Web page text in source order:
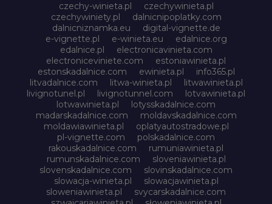
czechy-winieta.pl
czechywinieta.pl
czechywiniety.pl
dalnicnipoplatky.com
dalnicniznamka.eu
digital-vignette.de
e-vignette.pl
e-winieta.eu
edalnice.org
edalnice.pl
electronicavinieta.com
electroniceviniete.com
estoniawinieta.pl
estonskadalnice.com
ewinieta.pl
info365.pl
litvadalnice.com
litwa-winieta.pl
litwawinieta.pl
livignotunel.pl
livignotunnel.com
lotvawinieta.pl
lotwawinieta.pl
lotysskadalnice.com
madarskadalnice.com
moldavskadalnice.com
moldawiawinieta.pl
oplatyautostradowe.pl
pl-vignette.com
polskadalnice.com
rakouskadalnice.com
rumuniawinieta.pl
rumunskadalnice.com
sloveniawinieta.pl
slovenskadalnice.com
slovinskadalnice.com
slowacja-winieta.pl
slowacjawinieta.pl
sloweniawinieta.pl
svycarskadalnice.com